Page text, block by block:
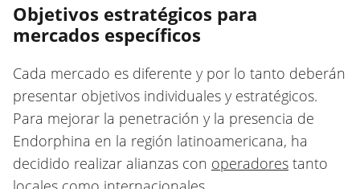
Objetivos estratégicos para
mercados específicos
Cada mercado es diferente y por lo tanto deberán
presentar objetivos individuales y estratégicos.
Para mejorar la penetración y la presencia de
Endorphina en la región latinoamericana, ha
decidido realizar alianzas con operadores tanto